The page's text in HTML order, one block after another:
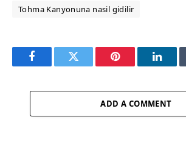
Tohma Kanyonuna nasil gidilir
FacebookTwitter Pinterest
ADD A COMMENT